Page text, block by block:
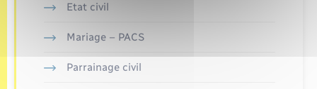
Etat civil
Mariage – PACS
Parrainage civil